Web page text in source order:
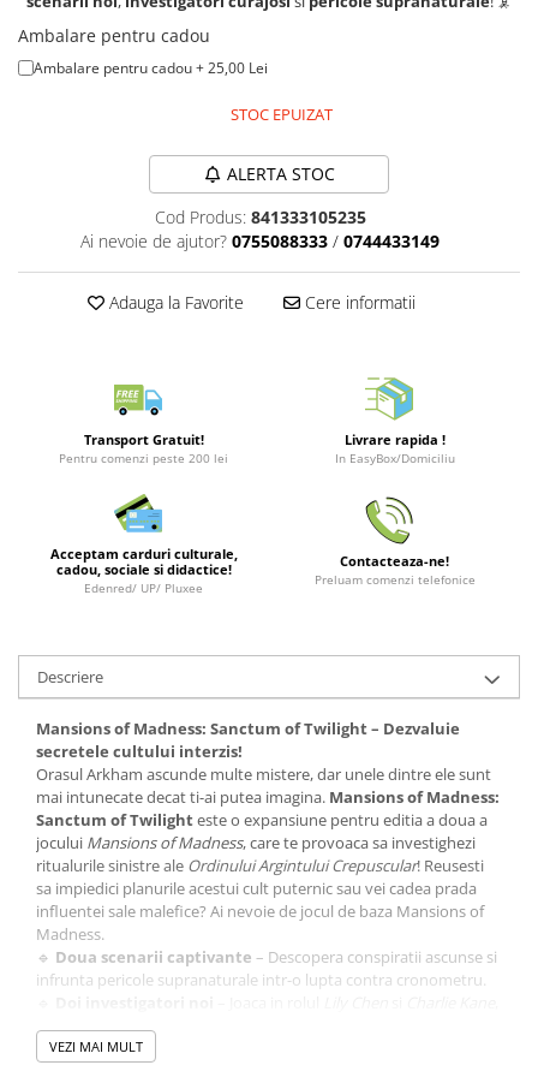
Merch Lex Hobby Store
Pop Culture
Sepci
Brelocuri
Fesuri
Studio Ghibli/My Neighbor
Totoro/Kiki etc
Minecraft
Carnetele
Pokemon
One Piece
Lord of The Rings
Naruto Shippuden
Sailor Moon
Harry Potter
Star Trek
Fallout
Stranger Things
Collectibles
KPop Demon Hunters
Ambalare pentru cadou
Ambalare pentru cadou + 25,00 Lei
STOC EPUIZAT
ALERTA STOC
Cod Produs: 841333105235
Ai nevoie de ajutor? 0755088333 / 0744433149
Adauga la Favorite Cere informatii
Transport Gratuit!
Pentru comenzi peste 200 lei
Livrare rapida !
In EasyBox/Domiciliu
Acceptam carduri culturale,
cadou, sociale si didactice!
Edenred/ UP/ Pluxee
Contacteaza-ne!
Preluam comenzi telefonice
Descriere
Mansions of Madness: Sanctum of Twilight – Dezvaluie
secretele cultului interzis!
Orasul Arkham ascunde multe mistere, dar unele dintre ele sunt
mai intunecate decat ti-ai putea imagina. Mansions of Madness:
Sanctum of Twilighteste o expansiune pentru editia a doua a
jocului Mansions of Madness, care te provoaca sa investighezi
ritualurile sinistre ale Ordinului Argintului Crepuscular! Reusesti
sa impiedici planurile acestui cult puternic sau vei cadea prada
influentei sale malefice? Ai nevoie de jocul de baza Mansions of
Madness.
🔹 Doua scenarii captivante – Descopera conspiratii ascunse si
infrunta pericole supranaturale intr-o lupta contra cronometru.
fiecare cu abilitati unice ce pot schimba soarta aventurii.
🔹Noi mecanici de joc
VEZI MAI MULT